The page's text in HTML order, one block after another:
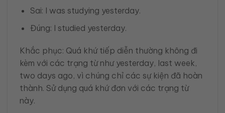
Sai: I was studying yesterday.
Đúng: I studied yesterday.
Khắc phục: Quá khứ tiếp diễn thường không đi
kèm với các trạng từ như yesterday, last week,
two days ago, vì chúng chỉ các sự kiện đã hoàn
thành. Sử dụng quá khứ đơn với các trạng từ
này.